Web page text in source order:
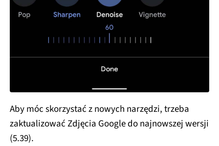
Aby móc skorzystać z nowych narzędzi, trzeba
zaktualizować Zdjęcia Google do najnowszej wersji
(5.39).